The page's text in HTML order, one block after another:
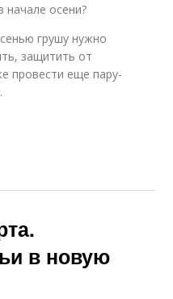
начале осени?
грушу нужно
защитить от
провести еще пару-
в новую